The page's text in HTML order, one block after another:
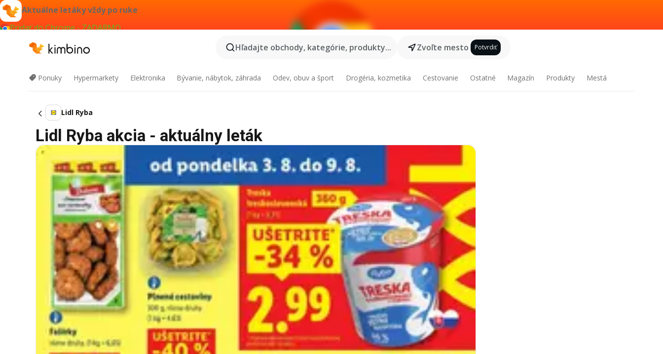
Aktuálne letáky vždy po ruke
Pridať do Chrome - ZADARMO
Hľadajte obchody, kategórie, produkty...
Zvoľte mesto Potvrdiť
Ponuky Hypermarkety Elektronika Bývanie, nábytok, záhrada Odev, obuv a šport Drogéria, kozmetika Cestovanie Ostatné Magazín Produkty Mestá
Lidl Ryba
Lidl Ryba akcia - aktuálny leták